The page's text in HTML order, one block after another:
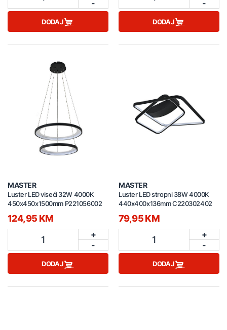
-
DODAJ
-
DODAJ
MASTER
Luster LED viseći 32W 4000K
450x450x1500mm P221056002
124,95 KM
1
+
-
DODAJ
MASTER
Luster LED stropni 38W 4000K
440x400x136mm C220302402
79,95 KM
1
+
-
DODAJ